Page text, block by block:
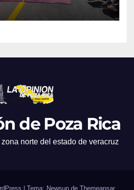
de Poza Rica
norte del estado de veracruz
Tema: Newsup de Themeansar